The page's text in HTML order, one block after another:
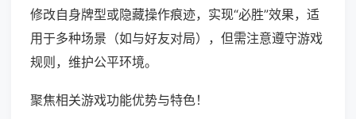
修改自身牌型或隐藏操作痕迹，实现“必胜”效果，适
用于多种场景（如与好友对局），但需注意遵守游戏
规则，维护公平环境。
聚焦相关游戏功能优势与特色！